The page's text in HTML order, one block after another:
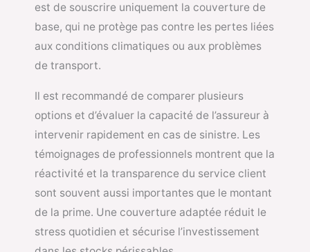
est de souscrire uniquement la couverture de
base, qui ne protège pas contre les pertes liées
aux conditions climatiques ou aux problèmes
de transport.
Il est recommandé de comparer plusieurs
options et d’évaluer la capacité de l’assureur à
intervenir rapidement en cas de sinistre. Les
témoignages de professionnels montrent que la
réactivité et la transparence du service client
sont souvent aussi importantes que le montant
de la prime. Une couverture adaptée réduit le
stress quotidien et sécurise l’investissement